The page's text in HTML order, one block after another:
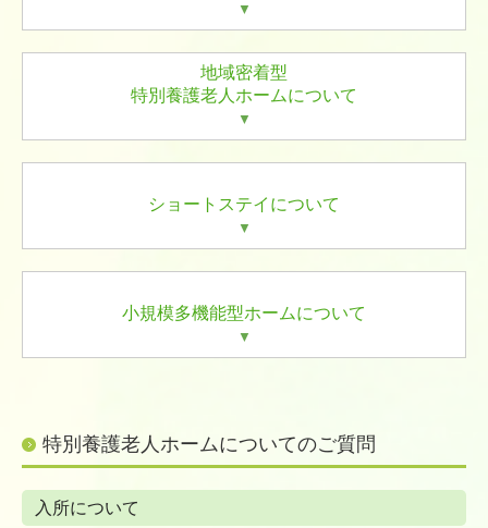
採用情報
▼
地域密着型
特別養護老人ホームについて
▼
ショートステイについて
▼
小規模多機能型ホームについて
▼
特別養護老人ホームについてのご質問
入所について